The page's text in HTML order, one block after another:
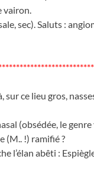
vairon.
sec). Saluts :
sur ce lieu gros,
(obsédée, le
(M.. !) ramifié ?
l’élan abêti :